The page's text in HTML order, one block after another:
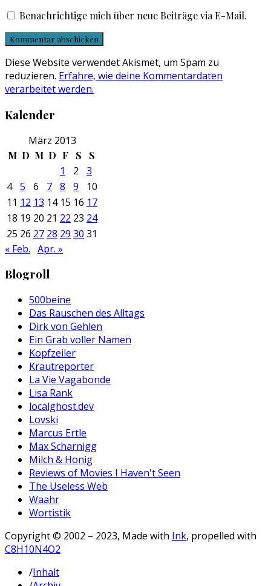
Benachrichtige mich über neue Beiträge via E-Mail.
Diese Website verwendet Akismet, um Spam zu
reduzieren. Erfahre, wie deine Kommentardaten
verarbeitet werden.
Kalender
März 2013
M D M D F S S
1 2
3
4 5 6 7 8 9
10
11 12 13 14 15 16 17
18 19 20 21 22 23 24
25 26 27 28 29 30 31
« Feb. Apr. »
Blogroll
500beine
Das Rauschen des Alltags
Dirk von Gehlen
Ein Grab voller Namen
Kopfzeiler
Krautreporter
La Vie Vagabonde
Lisa Rank
localghost.dev
Lovski
Marcus Ertle
Max Scharnigg
Milch & Honig
Reviews of Movies I Haven't Seen
The Useless Web
Waahr
Wortistik
Copyright © 2002 – 2023, Made with Ink, propelled with
C8H10N4O2
/Inhalt